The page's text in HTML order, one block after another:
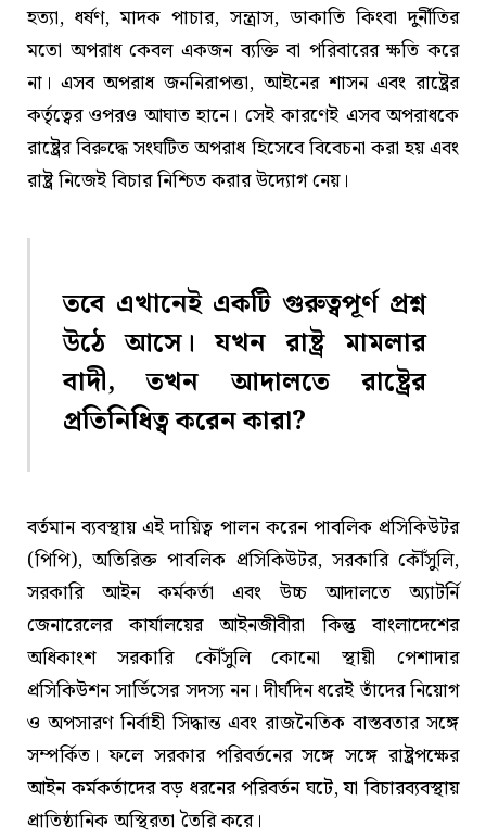
হত্যা, ধর্ষণ, মাদক পাচার, সন্ত্রাস, ডাকাতি কিংবা দুর্নীতির
মতো অপরাধ কেবল একজন ব্যক্তি বা পরিবারের ক্ষতি করে
না। এসব অপরাধ জননিরাপত্তা, আইনের শাসন এবং রাষ্ট্রের
কর্তৃত্বের ওপরও আঘাত হানে। সেই কারণেই এসব অপরাধকে
রাষ্ট্রের বিরুদ্ধে সংঘটিত অপরাধ হিসেবে বিবেচনা করা হয় এবং
রাষ্ট্র নিজেই বিচার নিশ্চিত করার উদ্যোগ নেয়।
তবে এখানেই একটি গুরুত্বপূর্ণ প্রশ্ন
উঠে আসে। যখন রাষ্ট্র মামলার
বাদী, তখন আদালতে রাষ্ট্রের
প্রতিনিধিত্ব করেন কারা?
বর্তমান ব্যবস্থায় এই দায়িত্ব পালন করেন পাবলিক প্রসিকিউটর
(পিপি), অতিরিক্ত পাবলিক প্রসিকিউটর, সরকারি কৌঁসুলি,
সরকারি আইন কর্মকর্তা এবং উচ্চ আদালতে অ্যাটর্নি
জেনারেলের কার্যালয়ের আইনজীবীরা কিন্তু বাংলাদেশের
অধিকাংশ সরকারি কৌঁসুলি কোনো স্থায়ী পেশাদার
প্রসিকিউশন সার্ভিসের সদস্য নন। দীর্ঘদিন ধরেই তাঁদের নিয়োগ
ও অপসারণ নির্বাহী সিদ্ধান্ত এবং রাজনৈতিক বাস্তবতার সঙ্গে
সম্পর্কিত। ফলে সরকার পরিবর্তনের সঙ্গে সঙ্গে রাষ্ট্রপক্ষের
আইন কর্মকর্তাদের বড় ধরনের পরিবর্তন ঘটে, যা বিচারব্যবস্থায়
প্রাতিষ্ঠানিক অস্থিরতা তৈরি করে।